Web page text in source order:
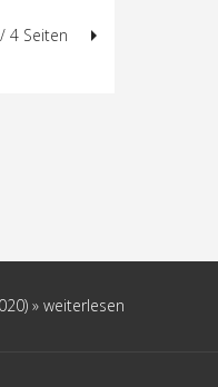
4 Seiten
» weiterlesen